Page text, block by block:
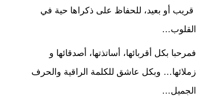
قريب أو بعيد، للحفاظ على ذكراها حية في
القلوب…
فمرحبا بكل أقربائها، أساتذتها، أصدقائها و
زملائها… وبكل عاشق للكلمة الراقية والحرف
الجميل…